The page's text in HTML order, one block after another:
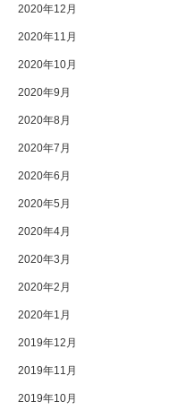
2020年12月
2020年11月
2020年10月
2020年9月
2020年8月
2020年7月
2020年6月
2020年5月
2020年4月
2020年3月
2020年2月
2020年1月
2019年12月
2019年11月
2019年10月